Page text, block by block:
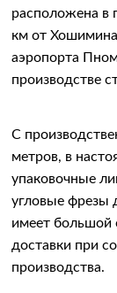
расположена в
км от
аэропорта
производстве
С
метров, в
упаковочные
угловые фрезы
имеет большой
доставки при
производства.